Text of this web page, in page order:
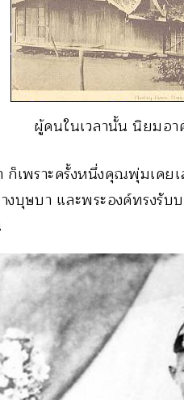
ผู้คนในเวลานั้น นิยมอ
ก็เพราะครั้งหนึ่งคุณพุ่มเคย
งบุษบา และพระองค์ทรงรั